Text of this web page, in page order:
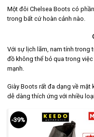
Một đôi Chelsea Boots có
trong bất cứ hoàn cảnh nào.
Với sự lịch lãm, nam tính trong
đồ không thể bỏ qua trong
mạnh.
Giày Boots rất đa dạng về mặt
dễ dàng thích ứng với nhiều
-39%